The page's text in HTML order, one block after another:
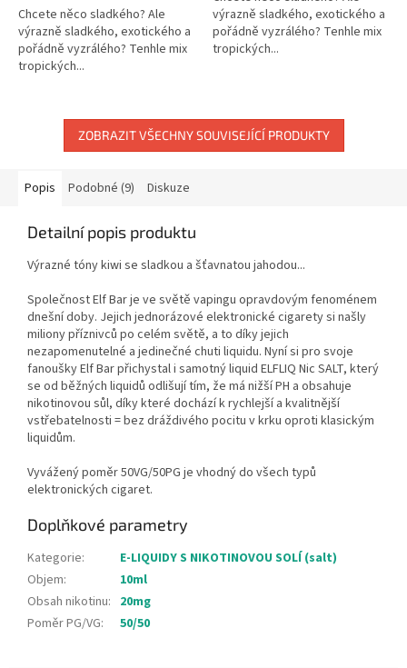
Chcete něco sladkého? Ale
výrazně sladkého, exotického a
pořádně vyzrálého? Tenhle mix
tropických...
výrazně sladkého, exotického a
pořádně vyzrálého? Tenhle mix
tropických...
ZOBRAZIT VŠECHNY SOUVISEJÍCÍ PRODUKTY
Popis Podobné (9) Diskuze
Detailní popis produktu
Výrazné tóny kiwi se sladkou a šťavnatou jahodou...
Společnost Elf Bar je ve světě vapingu opravdovým fenoménem
dnešní doby. Jejich jednorázové elektronické cigarety si našly
miliony příznivců po celém světě, a to díky jejich
nezapomenutelné a jedinečné chuti liquidu. Nyní si pro svoje
fanoušky Elf Bar přichystal i samotný liquid ELFLIQ Nic SALT, který
se od běžných liquidů odlišují tím, že má nižší PH a obsahuje
nikotinovou sůl, díky které dochází k rychlejší a kvalitnější
vstřebatelnosti = bez dráždivého pocitu v krku oproti klasickým
liquidům.
Vyvážený poměr 50VG/50PG je vhodný do všech typů
elektronických cigaret.
Doplňkové parametry
Kategorie:
E-LIQUIDY S NIKOTINOVOU SOLÍ (salt)
Objem:
10ml
Obsah nikotinu: 20mg
Poměr PG/VG: 50/50